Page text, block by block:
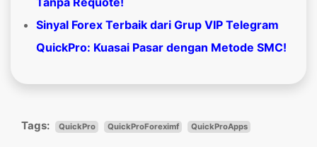
Sinyal Forex Terbaik dari Grup VIP Telegram
QuickPro: Kuasai Pasar dengan Metode SMC!
Tags: QuickPro QuickProForeximf QuickProApps